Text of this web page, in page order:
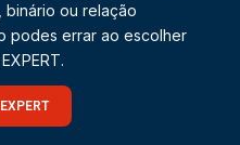
binário ou relação
podes errar ao escolher